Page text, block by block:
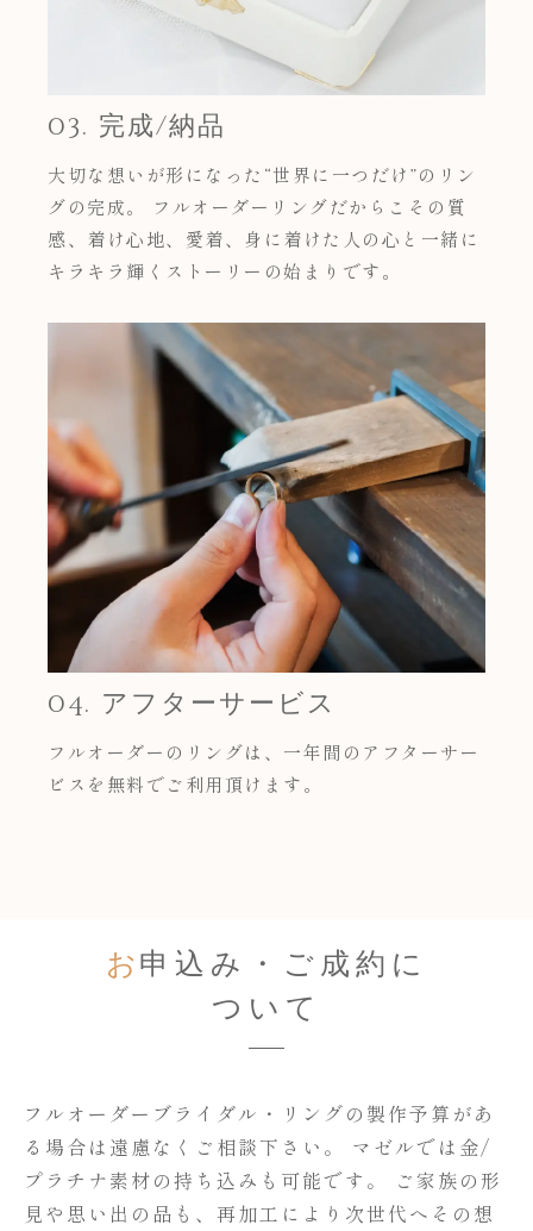
03. 完成/納品
大切な想いが形になった“世界に一つだけ”のリン
グの完成。 フルオーダーリングだからこその質
感、着け心地、愛着、身に着けた人の心と一緒に
キラキラ輝くストーリーの始まりです。
04. アフターサービス
フルオーダーのリングは、一年間のアフターサー
ビスを無料でご利用頂けます。
お申込み・ご成約に
ついて
フルオーダーブライダル・リングの製作予算があ
る場合は遠慮なくご相談下さい。 マゼルでは金/
プラチナ素材の持ち込みも可能です。 ご家族の形
見や思い出の品も、再加工により次世代へその想